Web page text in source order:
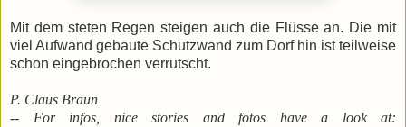
Mit dem steten Regen steigen auch die Flüsse an. Die mit
viel Aufwand gebaute Schutzwand zum Dorf hin ist teilweise
schon eingebrochen verrutscht.
P. Claus Braun
-- For infos, nice stories and fotos have a look at: